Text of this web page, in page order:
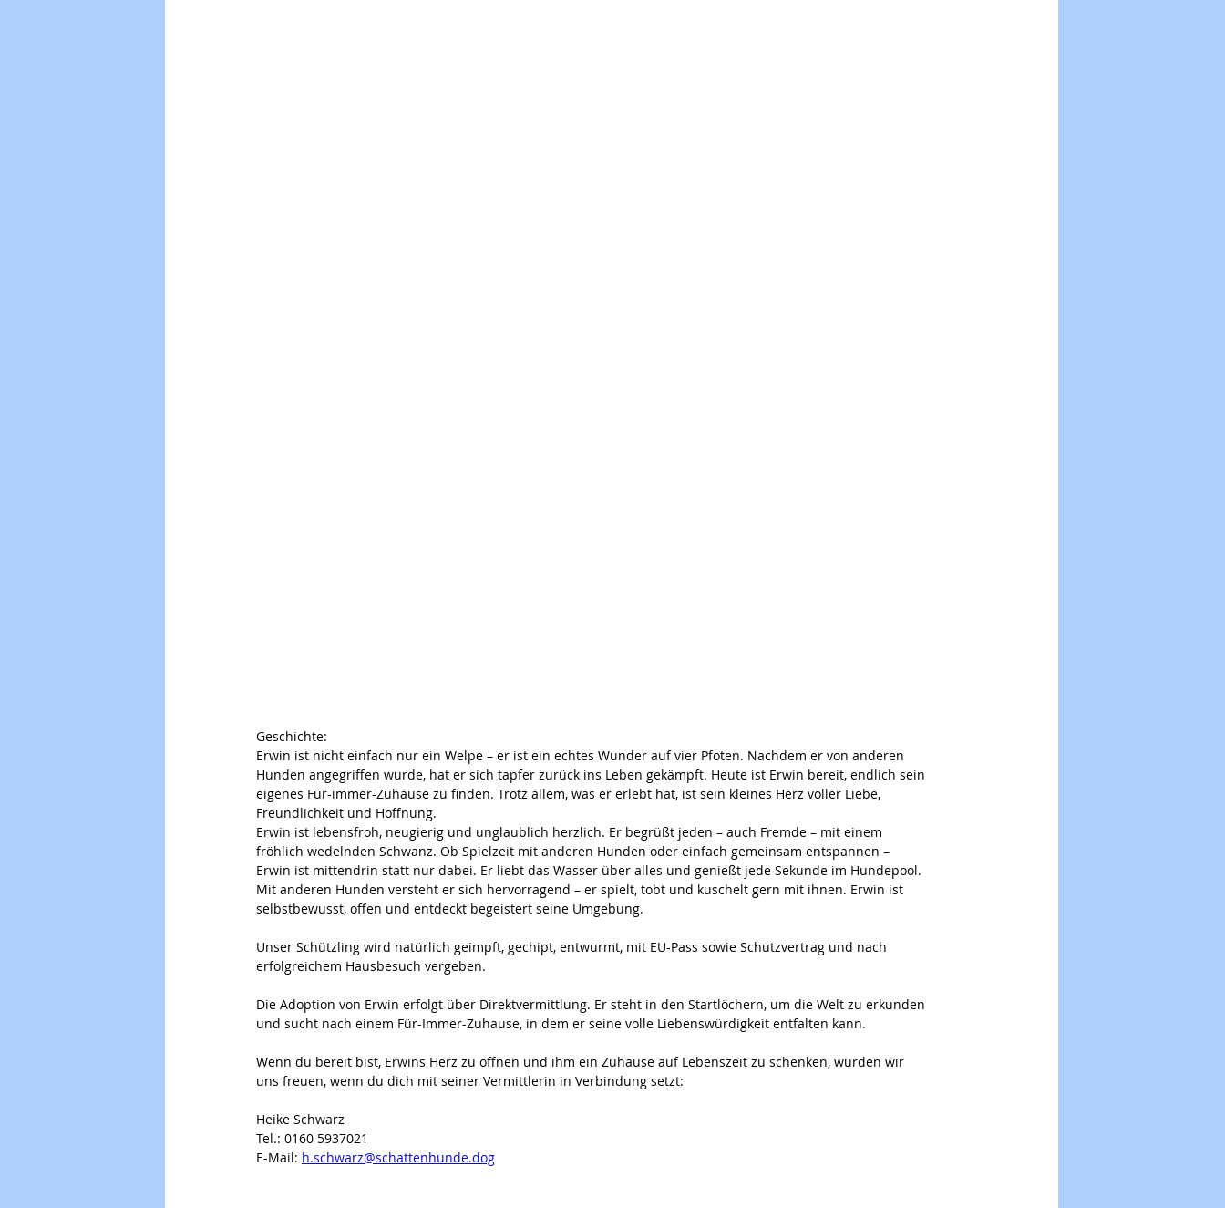
Geschichte:
Erwin ist nicht einfach nur ein Welpe – er ist ein echtes Wunder auf vier Pfoten. Nachdem er von anderen
Hunden angegriffen wurde, hat er sich tapfer zurück ins Leben gekämpft. Heute ist Erwin bereit, endlich sein
eigenes Für-immer-Zuhause zu finden. Trotz allem, was er erlebt hat, ist sein kleines Herz voller Liebe,
Freundlichkeit und Hoffnung.
Erwin ist lebensfroh, neugierig und unglaublich herzlich. Er begrüßt jeden – auch Fremde – mit einem
fröhlich wedelnden Schwanz. Ob Spielzeit mit anderen Hunden oder einfach gemeinsam entspannen –
Erwin ist mittendrin statt nur dabei. Er liebt das Wasser über alles und genießt jede Sekunde im Hundepool.
Mit anderen Hunden versteht er sich hervorragend – er spielt, tobt und kuschelt gern mit ihnen. Erwin ist
selbstbewusst, offen und entdeckt begeistert seine Umgebung.
Unser Schützling wird natürlich geimpft, gechipt, entwurmt, mit EU-Pass sowie Schutzvertrag und nach
erfolgreichem Hausbesuch vergeben.
Die Adoption von Erwin erfolgt über Direktvermittlung. Er steht in den Startlöchern, um die Welt zu erkunden
und sucht nach einem Für-Immer-Zuhause, in dem er seine volle Liebenswürdigkeit entfalten kann.
Wenn du bereit bist, Erwins Herz zu öffnen und ihm ein Zuhause auf Lebenszeit zu schenken, würden wir
uns freuen, wenn du dich mit seiner Vermittlerin in Verbindung setzt:
Heike Schwarz
Tel.: 0160 5937021
E-Mail: h.schwarz@schattenhunde.dog